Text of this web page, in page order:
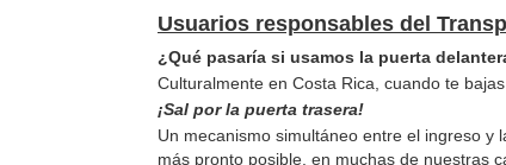
Usuarios responsables del
¿Qué pasaría si usamos la puerta
Culturalmente en Costa Rica, cuando te
¡Sal por la puerta trasera!
Un mecanismo simultáneo entre el ingreso y
más pronto posible, en muchas de nuestras